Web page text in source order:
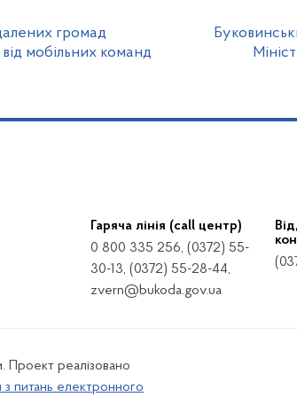
громад
мобільних команд
Гаряча лінія (call центр)
0 800 335 256, (0372) 55-
30-13, (0372) 55-28-44,
zvern@bukoda.gov.ua
Проект реалізовано
питань електронного